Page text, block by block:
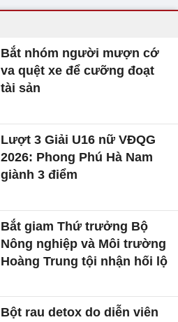
Bắt nhóm người mượn cớ
va quệt xe để cưỡng đoạt
tài sản
Lượt 3 Giải U16 nữ VĐQG
2026: Phong Phú Hà Nam
giành 3 điểm
Bắt giam Thứ trưởng Bộ
Nông nghiệp và Môi trường
Hoàng Trung tội nhận hối lộ
Bột rau detox do diễn viên